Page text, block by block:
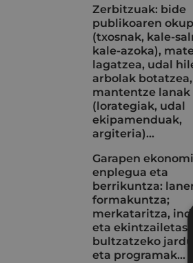
Zerbitzuak: bide
publikoaren
(txosnak, kale-
kale-azoka),
lagatzea, udal
arbolak botatzea,
mantentze lanak
(lorategiak, udal
ekipamenduak,
argiteria)...
Garapen
enplegua eta
berrikuntza:
formakuntza;
merkataritza,
eta
bultzatzeko
eta programak...